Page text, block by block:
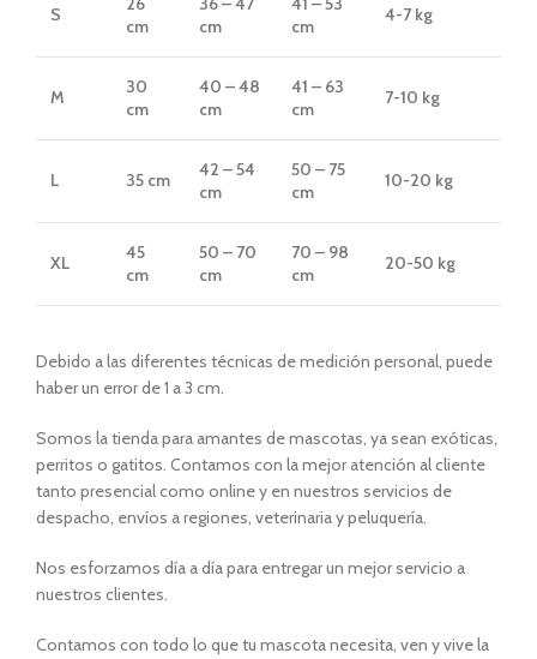
S
cm
cm
cm
4-7 kg
M
30
cm
40 – 48
cm
41 – 63
cm
7-10 kg
L 35 cm
42 – 54
cm
50 – 75
cm
10-20 kg
XL
45
cm
50 – 70
cm
70 – 98
cm
20-50 kg
Debido a las diferentes técnicas de medición personal, puede
haber un error de 1 a 3 cm.
Somos la tienda para amantes de mascotas, ya sean exóticas,
perritos o gatitos. Contamos con la mejor atención al cliente
tanto presencial como online y en nuestros servicios de
despacho, envíos a regiones, veterinaria y peluquería.
Nos esforzamos día a día para entregar un mejor servicio a
nuestros clientes.
Contamos con todo lo que tu mascota necesita, ven y vive la